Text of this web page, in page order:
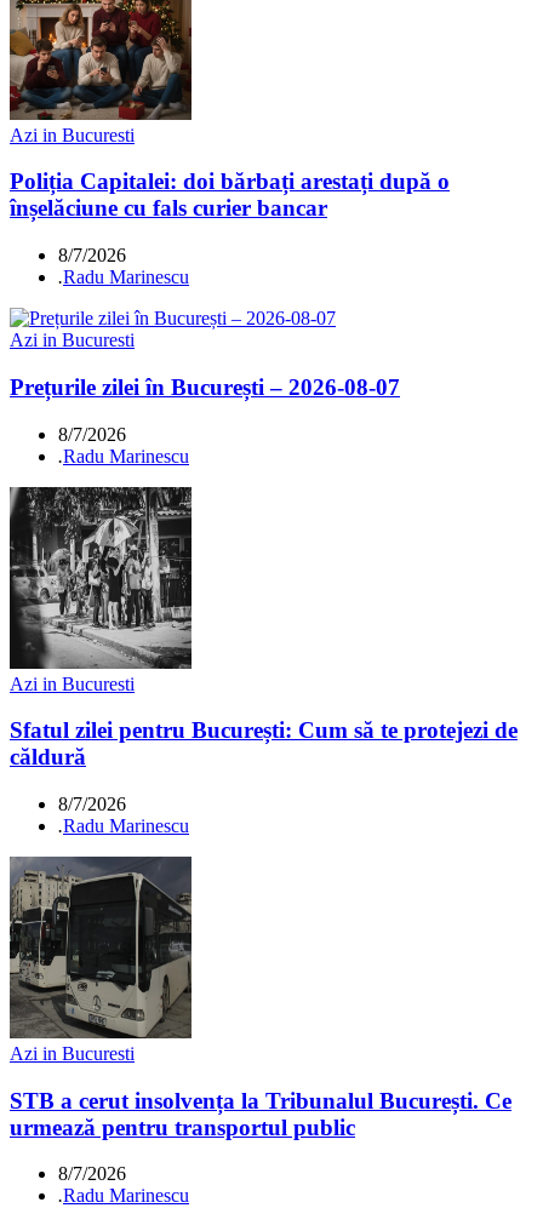
Azi in Bucuresti
Poliția Capitalei: doi bărbați arestați după o
înșelăciune cu fals curier bancar
8/7/2026
.Radu Marinescu
Azi in Bucuresti
Prețurile zilei în București – 2026-08-07
8/7/2026
.Radu Marinescu
Azi in Bucuresti
Sfatul zilei pentru București: Cum să te protejezi de
căldură
8/7/2026
.Radu Marinescu
Azi in Bucuresti
STB a cerut insolvența la Tribunalul București. Ce
urmează pentru transportul public
8/7/2026
.Radu Marinescu